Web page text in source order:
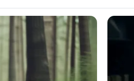
damit in den Geschichtsbüchern